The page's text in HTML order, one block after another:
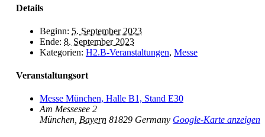
Details
Beginn: 5. September 2023
Ende: 8. September 2023
Kategorien: H2.B-Veranstaltungen, Messe
Veranstaltungsort
Messe München, Halle B1, Stand E30
Am Messesee 2
München Bayern 81829 Germany Google-Karte anzeigen